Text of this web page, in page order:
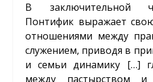
В заключительной
Понтифик выражает
отношениями между
служением, приводя в
и семьи динамику […]
между пастырством и